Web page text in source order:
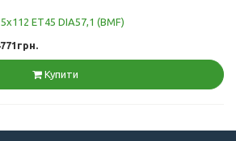
ET45 DIA57,1 (BMF)
Купити